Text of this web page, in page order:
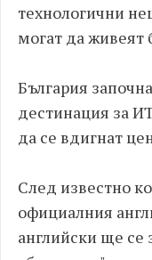
технологични
могат да живеят
България
дестинация за
да се вдигнат
След известно
официалния
английски ще се